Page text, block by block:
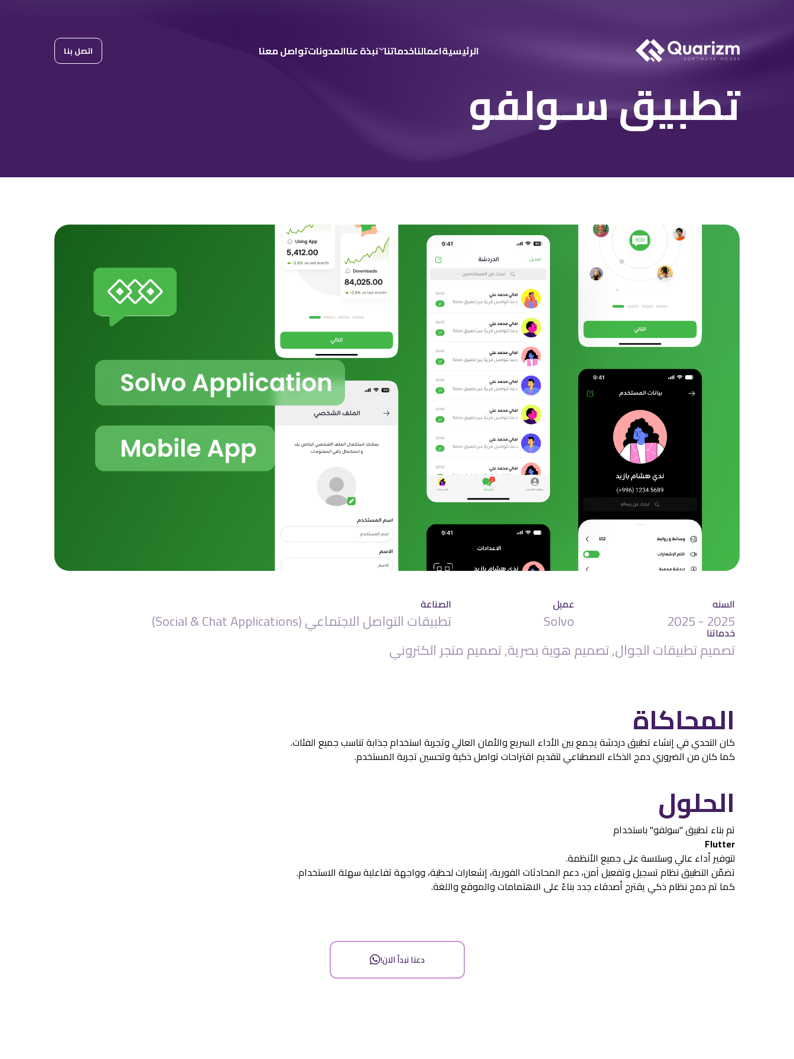
الرئيسيةاعمالناخدماتنا نبذة عناالمدوناتتواصل معنا اتصل بنا
تطبيق سـولفو
السنه
2025 - 2025
عميل
Solvo
الصناعة
تطبيقات التواصل الاجتماعي (Social & Chat Applications) خدماتنا
تصميم تطبيقات الجوال, تصميم هوية بصرية, تصميم متجر الكتروني
المحاكاة
كان التحدي في إنشاء تطبيق دردشة يجمع بين الأداء السريع والأمان العالي وتجربة استخدام جذابة تناسب جميع الفئات.
كما كان من الضروري دمج الذكاء الاصطناعي لتقديم اقتراحات تواصل ذكية وتحسين تجربة المستخدم.
الحلول
تم بناء تطبيق "سولفو" باستخدام
Flutter
لتوفير أداء عالي وسلاسة على جميع الأنظمة.
تضمّن التطبيق نظام تسجيل وتفعيل آمن، دعم المحادثات الفورية، إشعارات لحظية، وواجهة تفاعلية سهلة الاستخدام.
كما تم دمج نظام ذكي يقترح أصدقاء جدد بناءً على الاهتمامات والموقع واللغة.
دعنا نبدأ الان!